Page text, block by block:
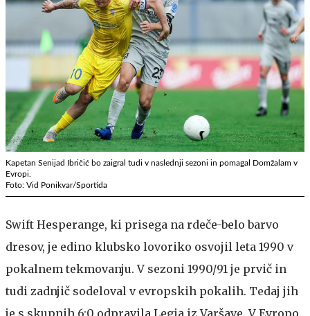
Kapetan Senijad Ibričić bo zaigral tudi v naslednji sezoni in pomagal Domžalam v
Evropi.
Foto: Vid Ponikvar/Sportida
Swift Hesperange, ki prisega na rdeče-belo barvo
dresov, je edino klubsko lovoriko osvojil leta 1990 v
pokalnem tekmovanju. V sezoni 1990/91 je prvič in
tudi zadnjič sodeloval v evropskih pokalih. Tedaj jih
je s skupnih 6:0 odpravila Legia iz Varšave. V Evropo